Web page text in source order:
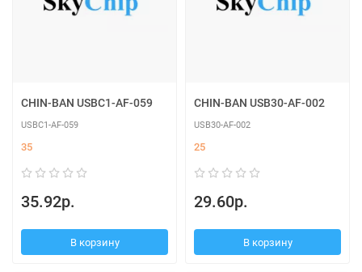
CHIN-BAN USBC1-AF-059
USBC1-AF-059
35
35.92р.
В корзину
CHIN-BAN USB30-AF-002
USB30-AF-002
25
29.60р.
В корзину